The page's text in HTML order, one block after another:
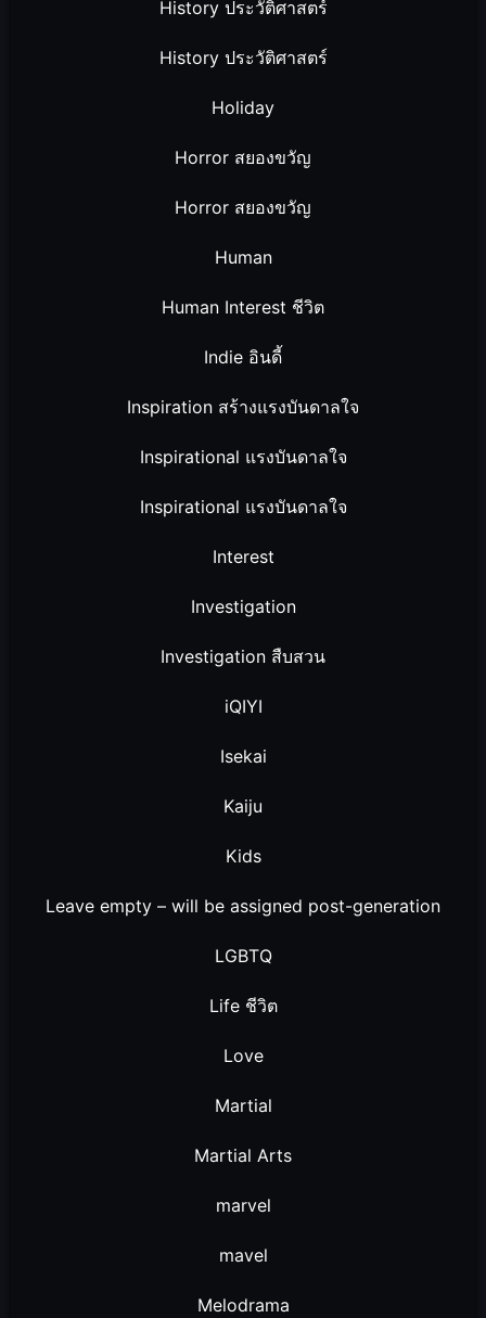
History ประวัติศาสตร์
History ประวัติศาสตร์
Holiday
Horror สยองขวัญ
Horror สยองขวัญ
Human
Human Interest ชีวิต
Indie อินดี้
Inspiration สร้างแรงบันดาลใจ
Inspirational แรงบันดาลใจ
Inspirational แรงบันดาลใจ
Interest
Investigation
Investigation สืบสวน
iQIYI
Isekai
Kaiju
Kids
Leave empty – will be assigned post-generation
LGBTQ
Life ชีวิต
Love
Martial
Martial Arts
marvel
mavel
Melodrama